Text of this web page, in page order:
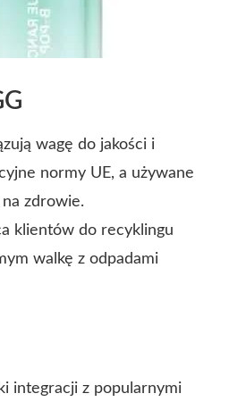
wagę do jakości i
normy UE, a używane
zdrowie.
klientów do recyklingu
walkę z odpadami
integracji z popularnymi